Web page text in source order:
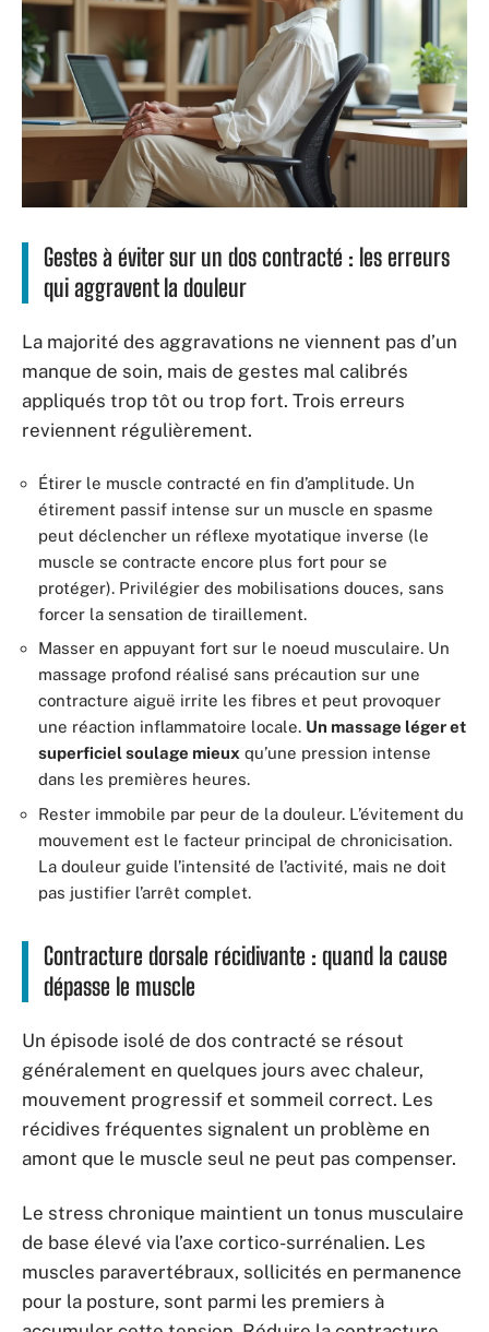
Gestes à éviter sur un dos contracté : les erreurs
qui aggravent la douleur
La majorité des aggravations ne viennent pas d’un
manque de soin, mais de gestes mal calibrés
appliqués trop tôt ou trop fort. Trois erreurs
reviennent régulièrement.
Étirer le muscle contracté en fin d’amplitude. Un
étirement passif intense sur un muscle en spasme
peut déclencher un réflexe myotatique inverse (le
muscle se contracte encore plus fort pour se
protéger). Privilégier des mobilisations douces, sans
forcer la sensation de tiraillement.
Masser en appuyant fort sur le noeud musculaire. Un
massage profond réalisé sans précaution sur une
contracture aiguë irrite les fibres et peut provoquer
une réaction inflammatoire locale. Un massage léger et
superficiel soulage mieux qu’une pression intense
dans les premières heures.
Rester immobile par peur de la douleur. L’évitement du
mouvement est le facteur principal de chronicisation.
La douleur guide l’intensité de l’activité, mais ne doit
pas justifier l’arrêt complet.
Contracture dorsale récidivante : quand la cause
dépasse le muscle
Un épisode isolé de dos contracté se résout
généralement en quelques jours avec chaleur,
mouvement progressif et sommeil correct. Les
récidives fréquentes signalent un problème en
amont que le muscle seul ne peut pas compenser.
Le stress chronique maintient un tonus musculaire
de base élevé via l’axe cortico-surrénalien. Les
muscles paravertébraux, sollicités en permanence
pour la posture, sont parmi les premiers à